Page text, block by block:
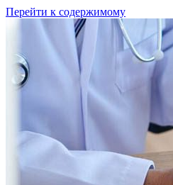
Перейти к содержимому